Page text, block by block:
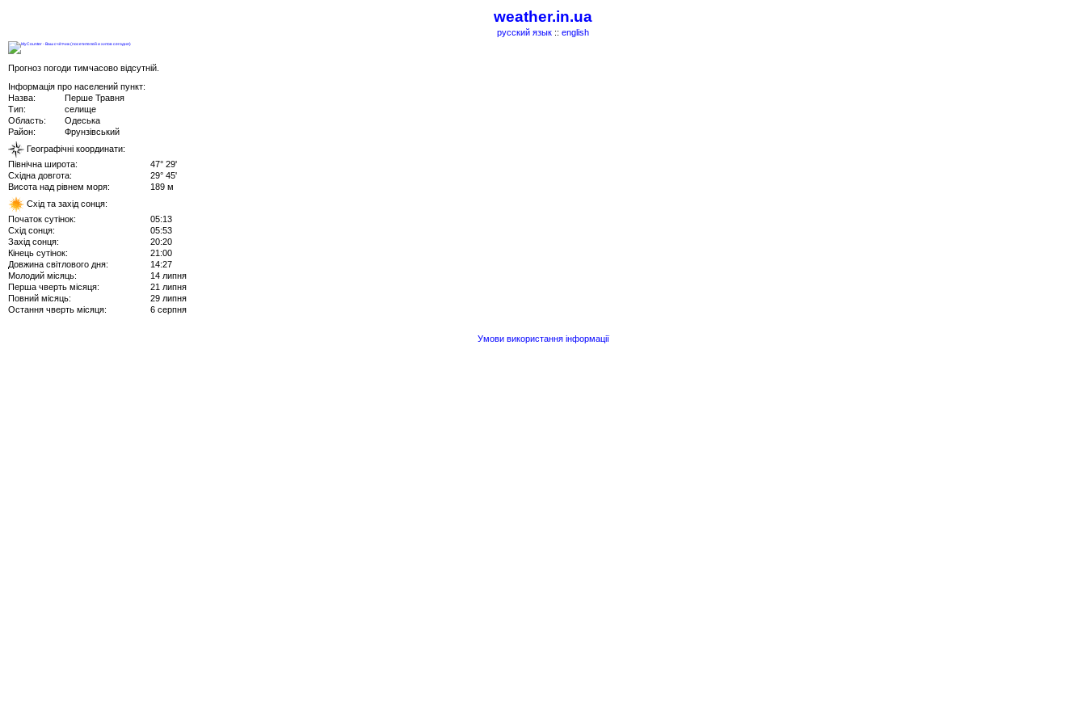
weather.in.ua
русский язык :: english
Прогноз погоди тимчасово відсутній.
Інформація про населений пункт:
Назва:
Перше Травня
Тип:
селище
Область:
Одеська
Район:
Фрунзівський
Географічні координати:
Північна широта:
47° 29'
Східна довгота:
29° 45'
Висота над рівнем моря:
189 м
Схід та захід сонця:
Початок сутінок:
05:13
Схід сонця:
05:53
Захід сонця:
20:20
Кінець сутінок:
21:00
Довжина світлового дня:
14:27
Молодий місяць:
14 липня
Перша чверть місяця:
21 липня
Повний місяць:
29 липня
Остання чверть місяця:
6 серпня
Умови використання інформації